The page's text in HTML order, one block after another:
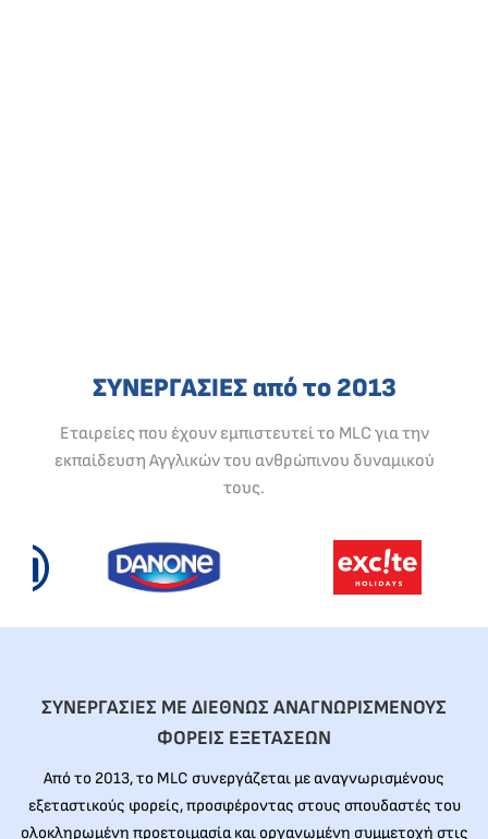
ΣΥΝΕΡΓΑΣΙΕΣ από το 2013
Εταιρείες που έχουν εμπιστευτεί το MLC για την
εκπαίδευση Αγγλικών του ανθρώπινου δυναμικού
τους.
ΣΥΝΕΡΓΑΣΙΕΣ ΜΕ ΔΙΕΘΝΩΣ ΑΝΑΓΝΩΡΙΣΜΕΝΟΥΣ
ΦΟΡΕΙΣ ΕΞΕΤΑΣΕΩΝ
Από το 2013, το MLC συνεργάζεται με αναγνωρισμένους
εξεταστικούς φορείς, προσφέροντας στους σπουδαστές του
ολοκληρωμένη προετοιμασία και οργανωμένη συμμετοχή στις